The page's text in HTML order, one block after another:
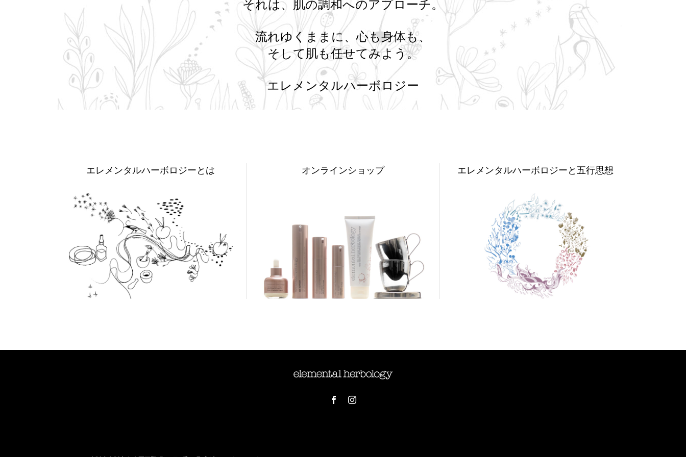
それは、肌の調和へのアプローチ。
流れゆくままに、心も身体も、
そして肌も任せてみよう。
エレメンタルハーボロジー
エレメンタルハーボロジーとは オンラインショップ エレメンタルハーボロジーと五行思想